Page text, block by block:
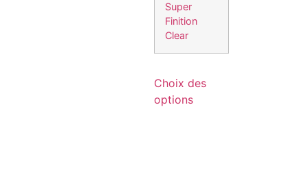
Super
Finition
Clear
Choix des
options